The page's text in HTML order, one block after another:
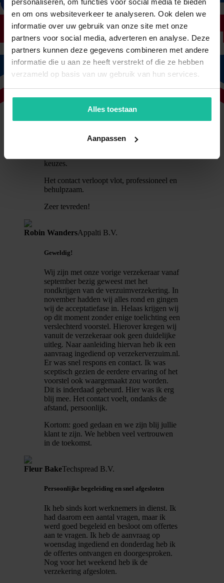
personaliseren, om functies voor social media te bieden
en om ons websiteverkeer te analyseren. Ook delen we
informatie over uw gebruik van onze site met onze
partners voor social media, adverteren en analyse. Deze
partners kunnen deze gegevens combineren met andere
informatie die u aan ze heeft verstrekt of die ze hebben
verzameld op basis van uw gebruik van hun services.
Alles toestaan
Aanpassen
diensten en de communicatie.
Riko ZwavingVilla Chocola
Vlot, professioneel en behulpzaam
Wij hadden het vermoeden dat we bij onze
In onze oriëntatie kwamen we in contact
met du Gardijn.
We kregen zeer snel een reactie op onze
vraag en ontvingen daarna ook zeer snel
keuzes.
Het contact verloopt vlot, professioneel en
behulpzaam.
Zeer tevreden!
Robin WandersAppalti B.V.
Geweldig!
Wij zijn met onze vorige verzekeraar vanaf
september bezig geweest met het
rondkrijgen van de verzuimverzekering. In
november hadden wij alles rond en gingen
wij de acceptatiefase in. Helaas krijgen wij
op dit moment zonder enige toelichting een
verslechterd voorstel. Hierover kregen wij
vanuit de verzekeraar ook geen duidelijke
uitleg. Naar aanleiding hiervan heb ik een
aanvraag ingediend op verzekerverzuim.nl.
Er was snel respons en contact. Ik was
sceptisch gezien de eerdere ervaring of het
voorstel ook waargemaakt zou worden.
Dit is inderdaad gebeurd. Hier was ik erg
blij mee. Het contact voelt, ondanks de
afstand, persoonlijk.
Kortom: goed gedaan en we zijn blij jullie
klant te zijn. We hebben veel vertrouwen
in de toekomst.
Fleur BakeTechspread B.V.
Persoonlijke begeleiding en snel afgesloten
Ik heb sinds kort werknemers in dienst. Ik
had daarom een aantal vragen, maar ik
werd goed begeleid en besloot om offertes
aan te vragen. Ik heb de aanvraag op
woensdag ingediend en donderdag heb ik
de offertes ontvangen en doorgesproken.
Nog voor het weekend heb ik de
verzekering afgesloten.